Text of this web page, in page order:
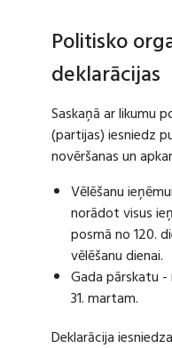
Politisko
deklarācijas
Saskaņā ar likumu
(partijas) iesniedz
novēršanas un
Vēlēšanu
norādot visus
posmā no 120.
vēlēšanu dienai.
Gada pārskatu -
31. martam.
Deklarācija